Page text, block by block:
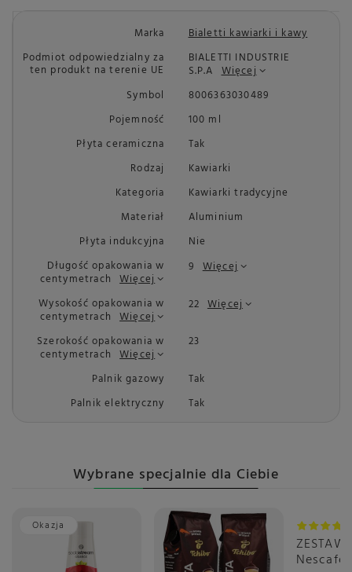
Marka
Bialetti kawiarki i kawy
Podmiot odpowiedzialny za
ten produkt na terenie UE
BIALETTI INDUSTRIE
S.P.A Więcej
Symbol
8006363030489
Pojemność
100 ml
Płyta ceramiczna
Tak
Rodzaj
Kawiarki
Kategoria
Kawiarki tradycyjne
Materiał
Aluminium
Płyta indukcyjna
Nie
Długość opakowania w
centymetrach Więcej
9 Więcej
Wysokość opakowania w
centymetrach Więcej
22 Więcej
Szerokość opakowania w
centymetrach Więcej
23
Palnik gazowy
Tak
Palnik elektryczny
Tak
Wybrane specjalnie dla Ciebie
Okazja Okazja
Nescafé